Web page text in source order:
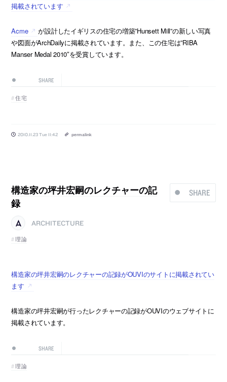
掲載されています
Acme
が設計したイギリスの住宅の増築”Hunsett Mill”の新しい写真
や図面がArchDailyに掲載されています。また、この住宅は”RIBA
Manser Medal 2010″を受賞しています。
SHARE
住宅
2010.11.23 Tue 11:42 permalink
SHARE
構造家の坪井宏嗣のレクチャーの記
録
ARCHITECTURE
理論
構造家の坪井宏嗣のレクチャーの記録がOUVIのサイトに掲載されてい
ます
構造家の坪井宏嗣が行ったレクチャーの記録がOUVIのウェブサイトに
掲載されています。
SHARE
理論